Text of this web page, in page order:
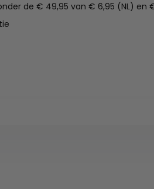
de € 49,95 van € 6,95 (NL) en